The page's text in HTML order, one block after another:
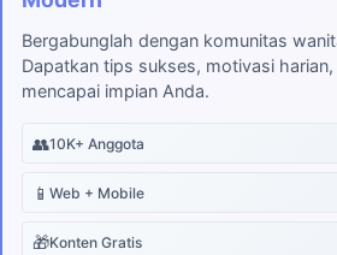
Bergabunglah dengan komunitas
Dapatkan tips sukses, motivasi
mencapai impian Anda.
👥10K+ Anggota
📱 Web + Mobile
🎁Konten Gratis